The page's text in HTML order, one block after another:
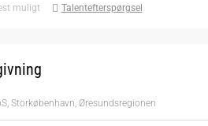
muligt Talentefterspørgsel
Storkøbenhavn, Øresundsregionen